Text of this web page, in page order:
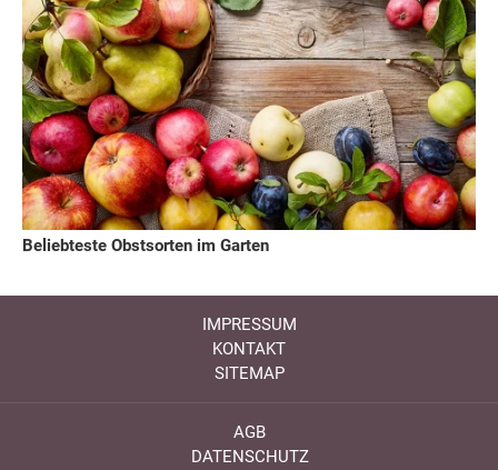
Beliebteste Obstsorten im Garten
IMPRESSUM
KONTAKT
SITEMAP
AGB
DATENSCHUTZ